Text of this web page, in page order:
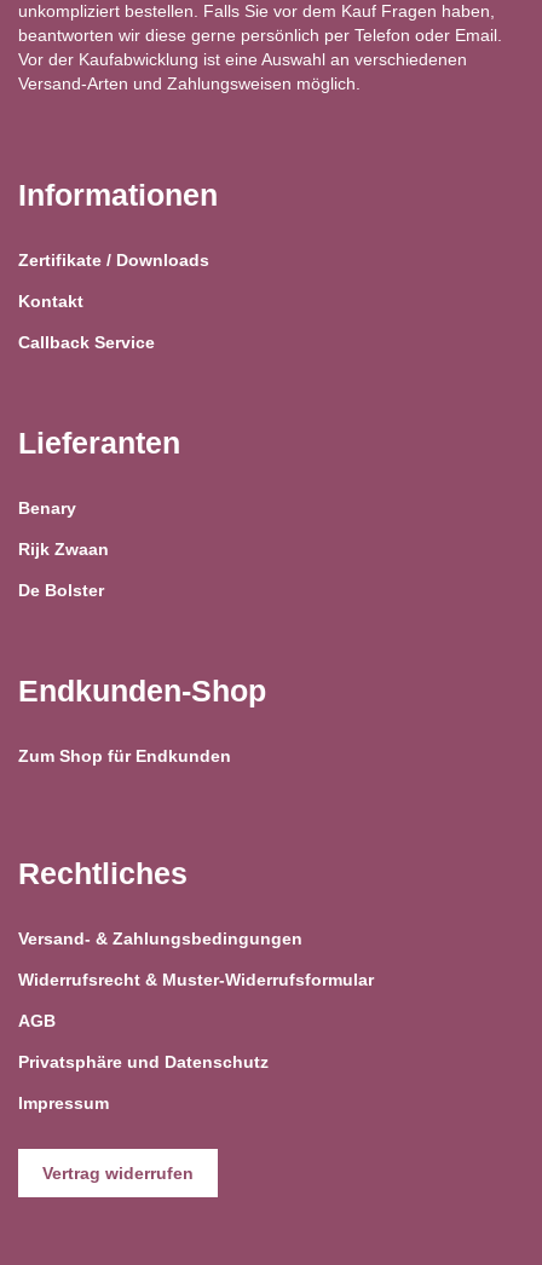
unkompliziert bestellen. Falls Sie vor dem Kauf Fragen haben,
beantworten wir diese gerne persönlich per Telefon oder Email.
Vor der Kaufabwicklung ist eine Auswahl an verschiedenen
Versand-Arten und Zahlungsweisen möglich.
Informationen
Zertifikate / Downloads
Kontakt
Callback Service
Lieferanten
Benary
Rijk Zwaan
De Bolster
Endkunden-Shop
Zum Shop für Endkunden
Rechtliches
Versand- & Zahlungsbedingungen
Widerrufsrecht & Muster-Widerrufsformular
AGB
Privatsphäre und Datenschutz
Impressum
Vertrag widerrufen